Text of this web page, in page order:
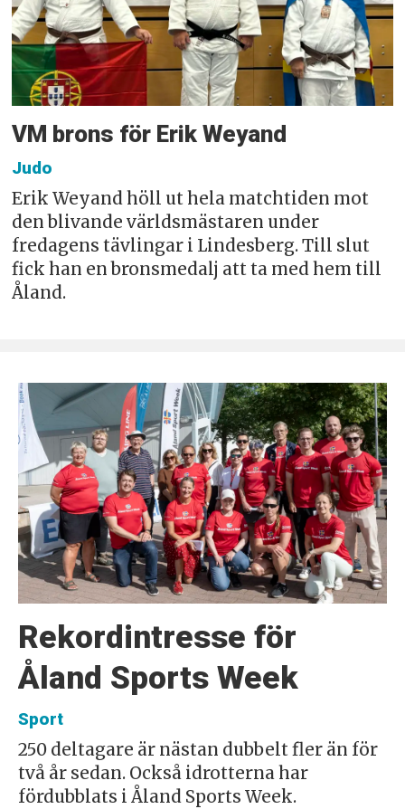
VM brons för Erik Weyand
Judo
Erik Weyand höll ut hela matchtiden mot
den blivande världsmästaren under
fredagens tävlingar i Lindesberg. Till slut
fick han en bronsmedalj att ta med hem till
Åland.
Rekordintresse för
Åland Sports Week
Sport
250 deltagare är nästan dubbelt fler än för
två år sedan. Också idrotterna har
fördubblats i Åland Sports Week.